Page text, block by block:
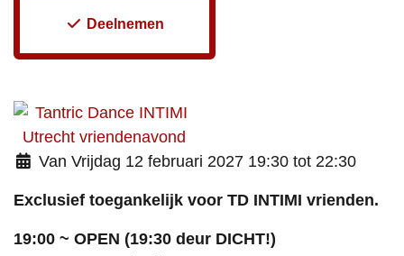
Deelnemen
Van Vrijdag 12 februari 2027 19:30 tot 22:30
Exclusief toegankelijk voor TD INTIMI vrienden.
19:00 ~ OPEN (19:30 deur DICHT!)